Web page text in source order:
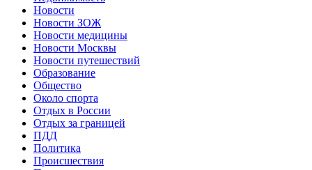
Новости
Новости ЗОЖ
Новости медицины
Новости Москвы
Новости путешествий
Образование
Общество
Около спорта
Отдых в России
Отдых за границей
ПДД
Политика
Происшествия